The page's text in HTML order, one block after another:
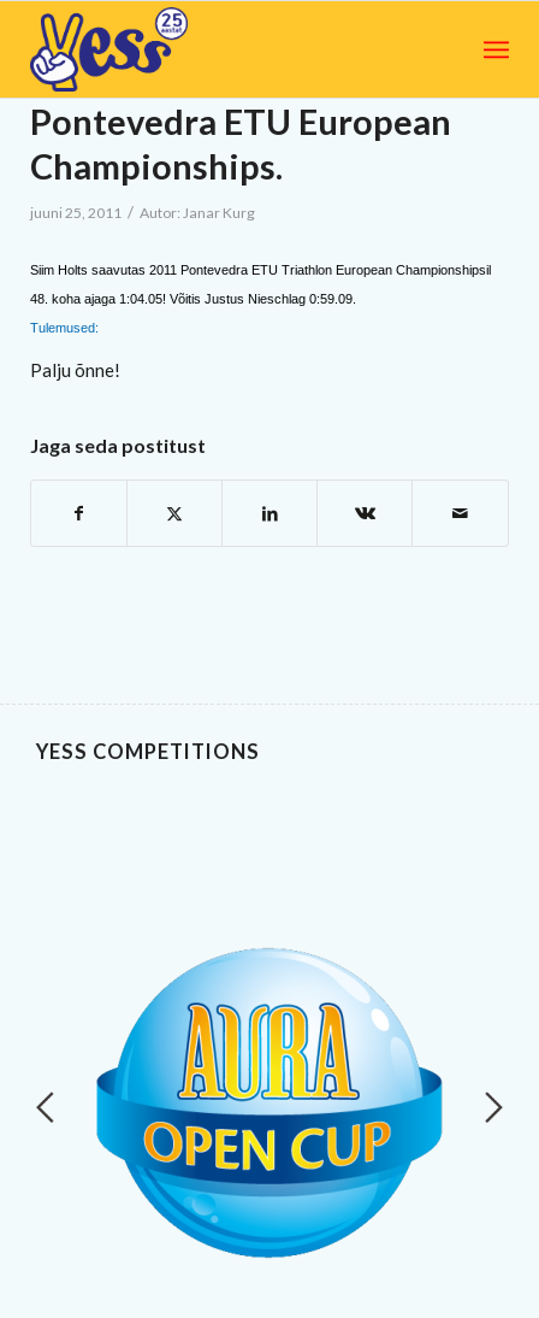
Pontevedra ETU European
Championships.
juuni 25, 2011 / Autor: Janar Kurg
Siim Holts saavutas 2011 Pontevedra ETU Triathlon European Championshipsil
48. koha ajaga 1:04.05! Võitis Justus Nieschlag 0:59.09.
Tulemused:
Palju õnne!
Jaga seda postitust
YESS COMPETITIONS